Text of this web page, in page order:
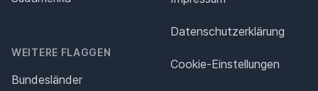
WEITERE FLAGGEN
Bundesländer
Datenschutz­erklärung
Cookie-Einstellungen